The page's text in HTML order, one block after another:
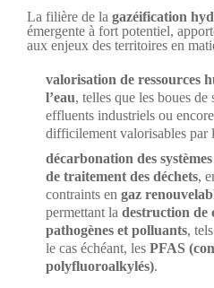
La filière de la gazéification
émergente à fort potentiel,
aux enjeux des territoires en
valorisation de ressources
l’eau, telles que les boues de
effluents industriels ou
difficilement valorisables par
décarbonation des
de traitement des déchets,
contraints en gaz
permettant la destruction de
pathogènes et polluants,
le cas échéant, les PFAS
polyfluoroalkylés).